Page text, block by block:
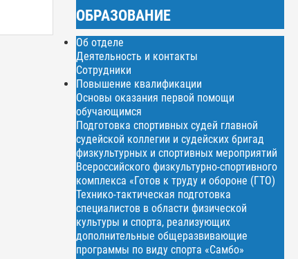
ОБРАЗОВАНИЕ
Об отделе
Деятельность и контакты
Сотрудники
Повышение квалификации
Основы оказания первой помощи
обучающимся
Подготовка спортивных судей главной
судейской коллегии и судейских бригад
физкультурных и спортивных мероприятий
Всероссийского физкультурно-спортивного
комплекса «Готов к труду и обороне (ГТО)
Технико-тактическая подготовка
специалистов в области физической
культуры и спорта, реализующих
дополнительные общеразвивающие
программы по виду спорта «Самбо»